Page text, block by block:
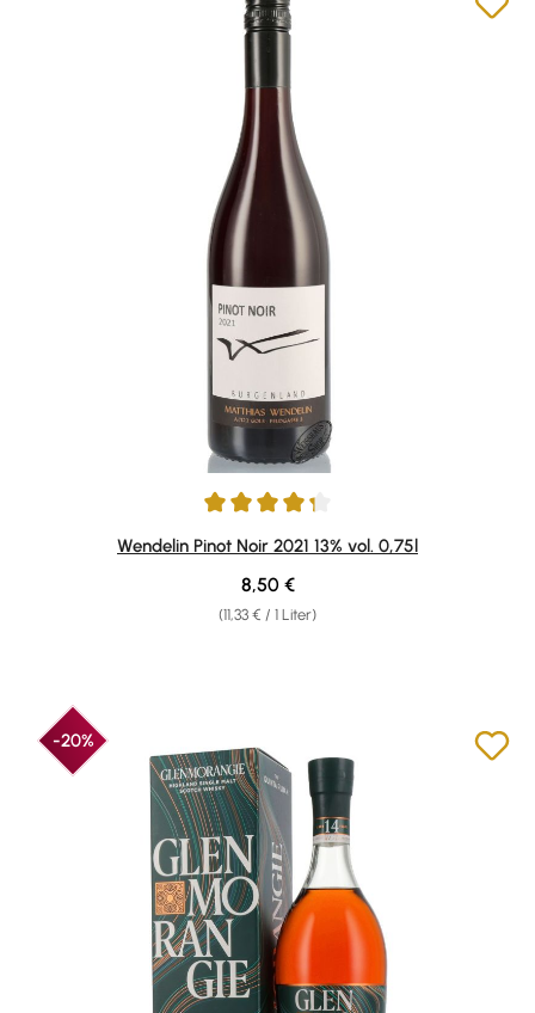
Durchschnittliche Bewertung von 4.2 von 5 Sternen
Wendelin Pinot Noir 2021 13% vol. 0,75l
(11,33 € / 1 Liter)
Regulärer Preis:
8,50 €
-20%